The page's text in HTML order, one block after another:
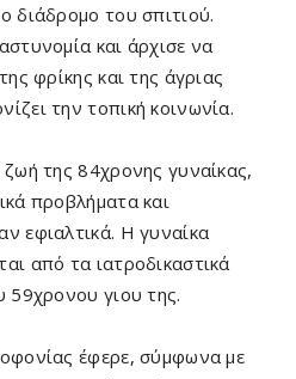
διάδρομο του σπιτιού.
και άρχισε να
φρίκης και της άγριας
την τοπική κοινωνία.
της 84χρονης γυναίκας,
προβλήματα και
εφιαλτικά. Η γυναίκα
από τα ιατροδικαστικά
59χρονου γιου της.
έφερε, σύμφωνα με